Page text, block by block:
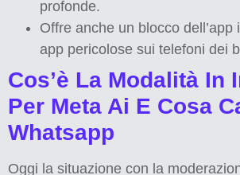
profonde.
Offre anche un blocco
app pericolose sui telefoni dei
Cos’è La Modalità In
Per Meta Ai E Cosa
Whatsapp
Oggi la situazione con la